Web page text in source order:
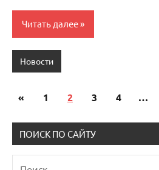
Читать далее
Новости
Пагинация
записей
« Предыдущие
1 2 3 4 …
ПОИСК ПО САЙТУ